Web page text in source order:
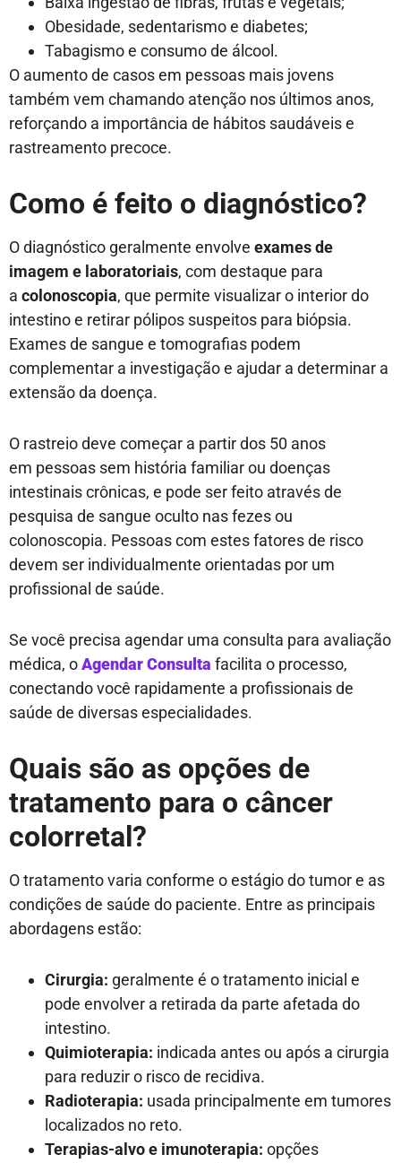
Obesidade, sedentarismo e diabetes;
Tabagismo e consumo de álcool.
O aumento de casos em pessoas mais jovens
também vem chamando atenção nos últimos anos,
reforçando a importância de hábitos saudáveis e
rastreamento precoce.
Como é feito o diagnóstico?
O diagnóstico geralmente envolve exames de
imagem e laboratoriais, com destaque para
a colonoscopia, que permite visualizar o interior do
intestino e retirar pólipos suspeitos para biópsia.
Exames de sangue e tomografias podem
complementar a investigação e ajudar a determinar a
extensão da doença.
O rastreio deve começar a partir dos 50 anos
em pessoas sem história familiar ou doenças
intestinais crônicas, e pode ser feito através de
pesquisa de sangue oculto nas fezes ou
colonoscopia. Pessoas com estes fatores de risco
devem ser individualmente orientadas por um
profissional de saúde.
Se você precisa agendar uma consulta para avaliação
médica, oAgendar Consulta facilita o processo,
conectando você rapidamente a profissionais de
saúde de diversas especialidades.
Quais são as opções de
tratamento para o câncer
colorretal?
O tratamento varia conforme o estágio do tumor e as
condições de saúde do paciente. Entre as principais
abordagens estão:
Cirurgia: geralmente é o tratamento inicial e
pode envolver a retirada da parte afetada do
intestino.
Quimioterapia: indicada antes ou após a cirurgia
para reduzir o risco de recidiva.
Radioterapia: usada principalmente em tumores
localizados no reto.
Terapias-alvo e imunoterapia: opções